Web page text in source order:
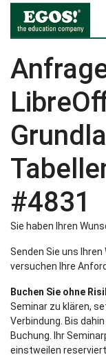
#4831
Sie haben Ihren
Senden Sie uns
versuchen Ihre
Buchen Sie ohne
Seminar zu klären,
Verbindung. Bis
Buchung. Ihr
einstweilen